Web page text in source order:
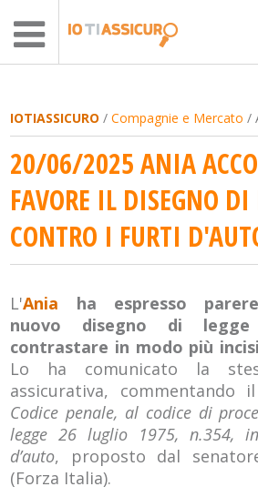
IOTIASSICURO /Compagnie e Mercato /
20/06/2025 ANIA
FAVORE IL DISEGNO DI
CONTRO I FURTI
L'Ania ha espresso
nuovo disegno di
contrastare in modo più
Lo ha comunicato la
assicurativa, commentando
Codice penale, al codice di
legge 26 luglio 1975, n.354,
d’auto, proposto dal
(Forza Italia).